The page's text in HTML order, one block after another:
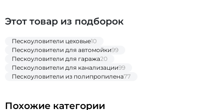
Этот товар из подборок
Пескоуловители цеховые10
Пескоуловители для автомойки99
Пескоуловители для гаража20
Пескоуловители для канализации99
Пескоуловители из полипропилена77
Похожие категории